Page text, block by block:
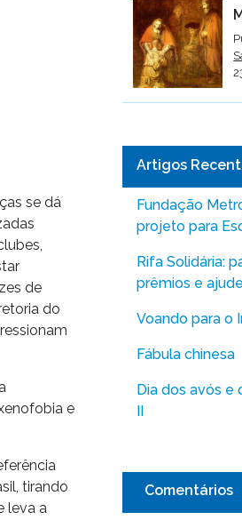
se dá
de
do
e
tirando
leva a
Artigos
Fundação
projeto para
Rifa Solidária:
prêmios e
Voando para o
Fábula chinesa
Dia dos avós e
II
Comentários